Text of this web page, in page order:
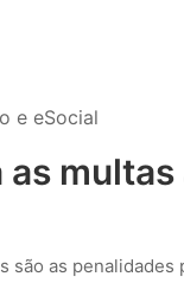
e eSocial
são as